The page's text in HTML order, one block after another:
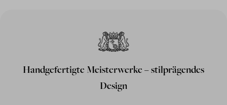
Handgefertigte Meisterwerke – stilprägendes
Design